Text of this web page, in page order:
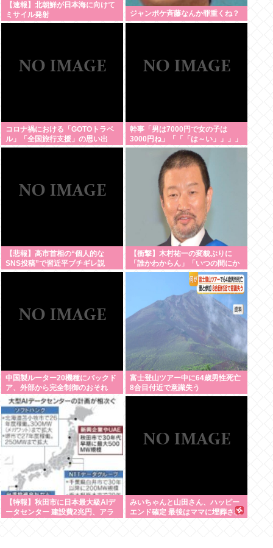
【速報】北朝鮮が日本海に向けて
ミサイル発射
ジャンポケ斉藤なんか罪重くね？
コロナ禍における「GOTOトラベ
ル」「全国旅行支援」の思い出
幹事「男は7000円で女の子は
3000円ね」「「「は～い」」」」
（ヽ´ん`）「あ？ ちょっと待て
【悲報】高市首相の“個人的な
SNS投稿”で習近平ブチギレ説
www
【衝撃】木村祐一の変貌ぶりに
「誰かわからん」「いつの間にか
イケおじに」
中国製ルーター20機種にバックド
ア、外部から完全制御のおそれ
富士登山ツアー中に64歳男性死亡
8合目付近で意識失う
【特報】秋田市に日本最大級AIデ
ータセンター 建設費2兆円、アラ
みいちゃんと山田さん、ハッピー
エンド確定 最後はママに埋葬され